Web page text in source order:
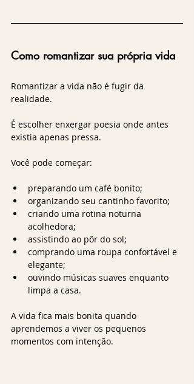
Como romantizar sua própria vida
Romantizar a vida não é fugir da
realidade.
É escolher enxergar poesia onde antes
existia apenas pressa.
Você pode começar:
preparando um café bonito;
organizando seu cantinho favorito;
criando uma rotina noturna
acolhedora;
assistindo ao pôr do sol;
comprando uma roupa confortável e
elegante;
ouvindo músicas suaves enquanto
limpa a casa.
A vida fica mais bonita quando
aprendemos a viver os pequenos
momentos com intenção.